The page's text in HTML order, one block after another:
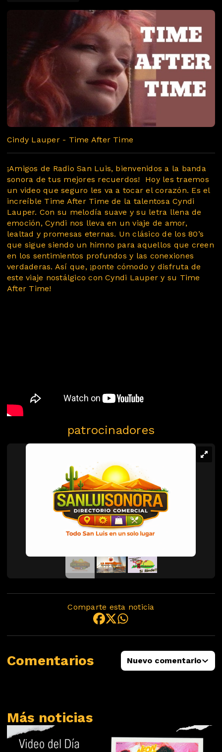
Cindy Lauper - Time After Time
¡Amigos de Radio San Luis, bienvenidos a la banda
sonora de tus mejores recuerdos! Hoy les traemos
un video que seguro les va a tocar el corazón. Es el
increíble Time After Time de la talentosa Cyndi
Lauper. Con su melodía suave y su letra llena de
emoción, Cyndi nos lleva en un viaje de amor,
lealtad y promesas eternas. Un clásico de los 80’s
que sigue siendo un himno para aquellos que creen
en los sentimientos profundos y las conexiones
verdaderas. Así que, ¡ponte cómodo y disfruta de
este viaje nostálgico con Cyndi Lauper y su Time
After Time!
patrocinadores
Comparte esta noticia
Comentarios Nuevo comentario
Más noticias